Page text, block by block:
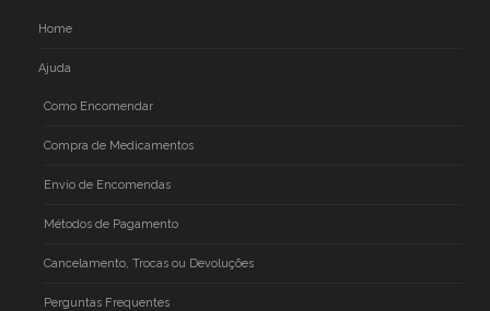
Home
Ajuda
Como Encomendar
Compra de Medicamentos
Envio de Encomendas
Métodos de Pagamento
Cancelamento, Trocas ou Devoluções
Perguntas Frequentes